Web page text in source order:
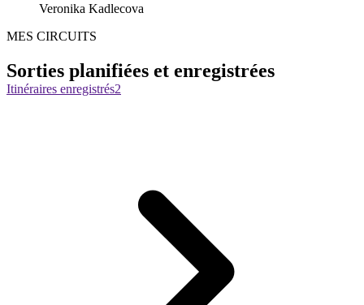
Veronika Kadlecova
MES CIRCUITS
Sorties planifiées et enregistrées
Itinéraires enregistrés2